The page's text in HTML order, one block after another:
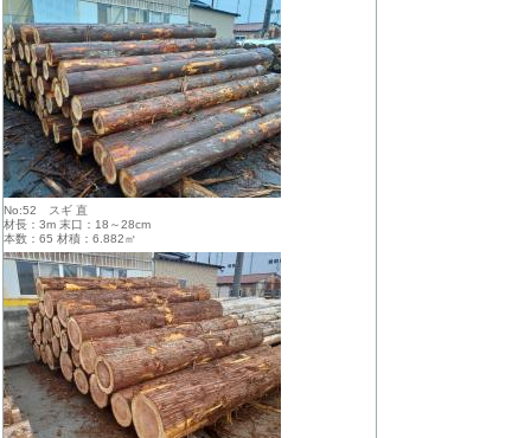
No:52 スギ 直
材長：3m 末口：18～28cm
本数：65 材積：6.882㎥